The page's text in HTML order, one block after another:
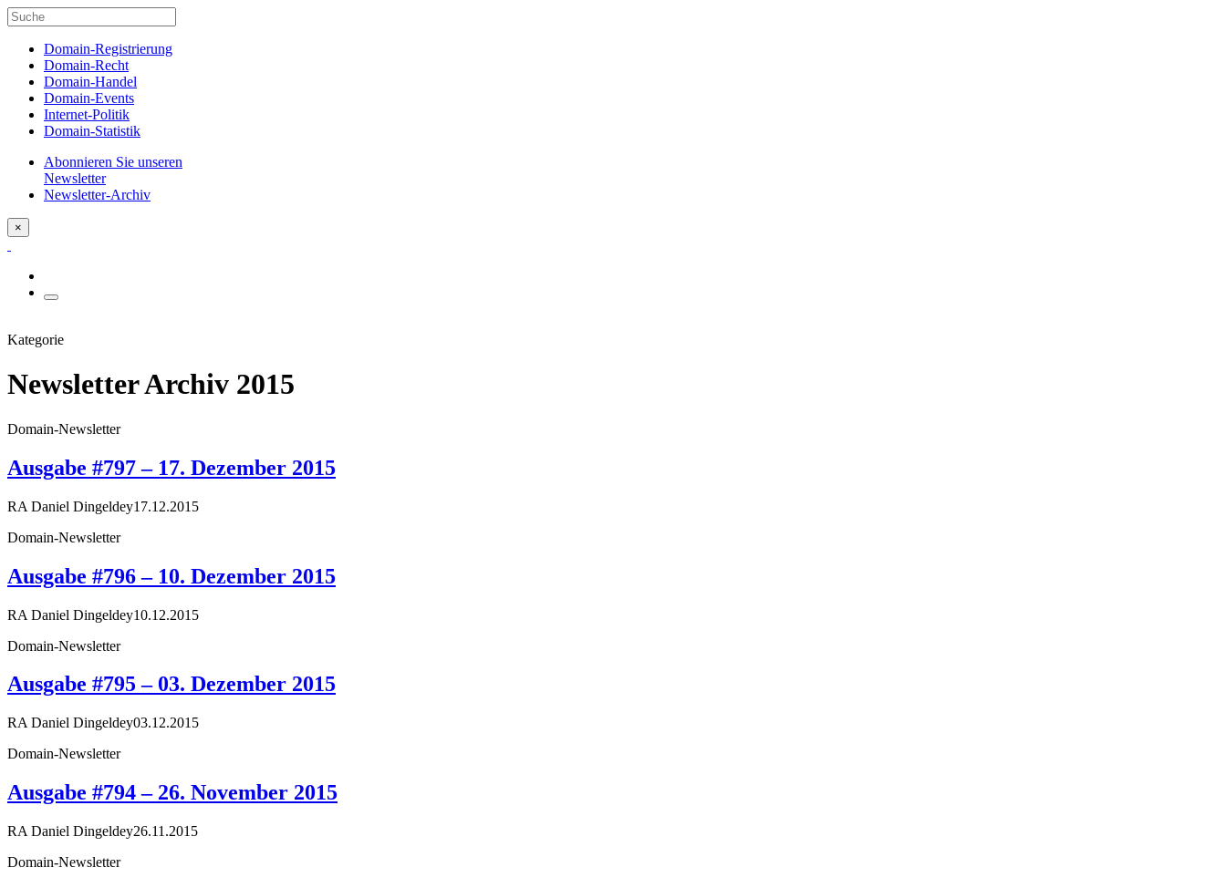
Domain-Registrierung
Domain-Recht
Domain-Handel
Domain-Events
Internet-Politik
Domain-Statistik
Abonnieren Sie unseren
Newsletter
Newsletter-Archiv
×
Kategorie
Newsletter Archiv 2015
Domain-Newsletter
Ausgabe #797 – 17. Dezember 2015
RA Daniel Dingeldey17.12.2015
Domain-Newsletter
Ausgabe #796 – 10. Dezember 2015
RA Daniel Dingeldey10.12.2015
Domain-Newsletter
Ausgabe #795 – 03. Dezember 2015
RA Daniel Dingeldey03.12.2015
Domain-Newsletter
Ausgabe #794 – 26. November 2015
RA Daniel Dingeldey26.11.2015
Domain-Newsletter